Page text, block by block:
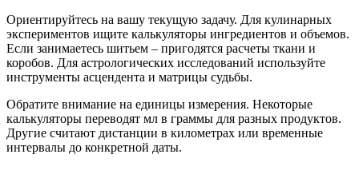
Ориентируйтесь на вашу текущую задачу. Для кулинарных
экспериментов ищите калькуляторы ингредиентов и объемов.
Если занимаетесь шитьем – пригодятся расчеты ткани и
коробов. Для астрологических исследований используйте
инструменты асцендента и матрицы судьбы.
Обратите внимание на единицы измерения. Некоторые
калькуляторы переводят мл в граммы для разных продуктов.
Другие считают дистанции в километрах или временные
интервалы до конкретной даты.